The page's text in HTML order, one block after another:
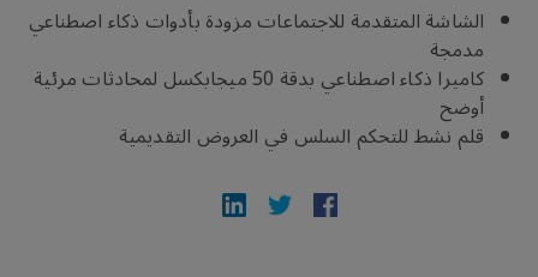
الشاشة المتقدمة للاجتماعات مزودة بأدوات ذكاء اصطناعي
مدمجة
كاميرا ذكاء اصطناعي بدقة 50 ميجابكسل لمحادثات مرئية
أوضح
قلم نشط للتحكم السلس في العروض التقديمية